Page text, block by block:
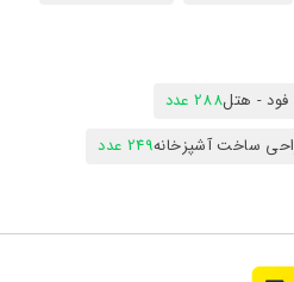
- هتل288 عدد
ساخت آشپزخانه249 عدد